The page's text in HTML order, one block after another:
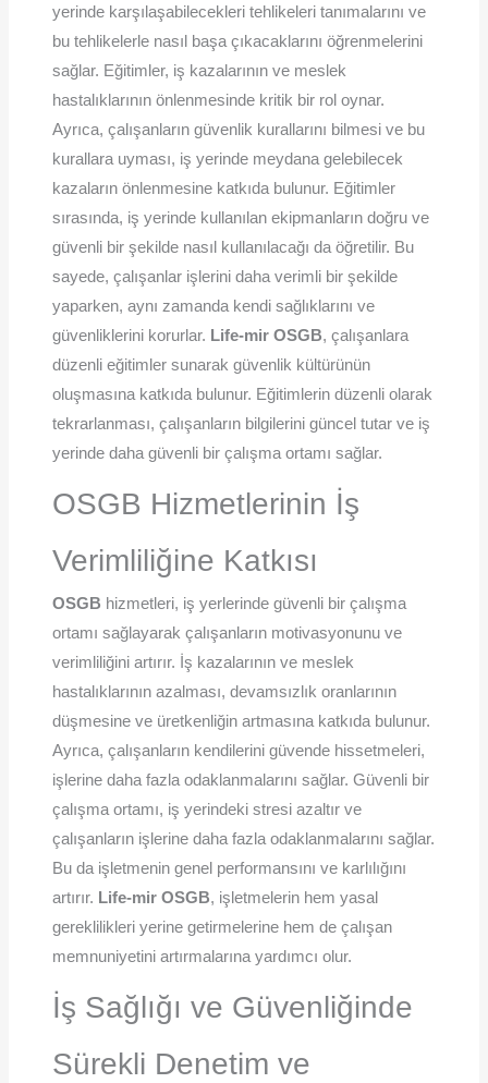
yerinde karşılaşabilecekleri tehlikeleri tanımalarını ve
bu tehlikelerle nasıl başa çıkacaklarını öğrenmelerini
sağlar. Eğitimler, iş kazalarının ve meslek
hastalıklarının önlenmesinde kritik bir rol oynar.
Ayrıca, çalışanların güvenlik kurallarını bilmesi ve bu
kurallara uyması, iş yerinde meydana gelebilecek
kazaların önlenmesine katkıda bulunur. Eğitimler
sırasında, iş yerinde kullanılan ekipmanların doğru ve
güvenli bir şekilde nasıl kullanılacağı da öğretilir. Bu
sayede, çalışanlar işlerini daha verimli bir şekilde
yaparken, aynı zamanda kendi sağlıklarını ve
güvenliklerini korurlar. Life-mir OSGB, çalışanlara
düzenli eğitimler sunarak güvenlik kültürünün
oluşmasına katkıda bulunur. Eğitimlerin düzenli olarak
tekrarlanması, çalışanların bilgilerini güncel tutar ve iş
yerinde daha güvenli bir çalışma ortamı sağlar.
OSGB Hizmetlerinin İş
Verimliliğine Katkısı
OSGB hizmetleri, iş yerlerinde güvenli bir çalışma
ortamı sağlayarak çalışanların motivasyonunu ve
verimliliğini artırır. İş kazalarının ve meslek
hastalıklarının azalması, devamsızlık oranlarının
düşmesine ve üretkenliğin artmasına katkıda bulunur.
Ayrıca, çalışanların kendilerini güvende hissetmeleri,
işlerine daha fazla odaklanmalarını sağlar. Güvenli bir
çalışma ortamı, iş yerindeki stresi azaltır ve
çalışanların işlerine daha fazla odaklanmalarını sağlar.
Bu da işletmenin genel performansını ve karlılığını
artırır. Life-mir OSGB, işletmelerin hem yasal
gereklilikleri yerine getirmelerine hem de çalışan
memnuniyetini artırmalarına yardımcı olur.
İş Sağlığı ve Güvenliğinde
Sürekli Denetim ve